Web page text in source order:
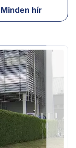
Minden hír